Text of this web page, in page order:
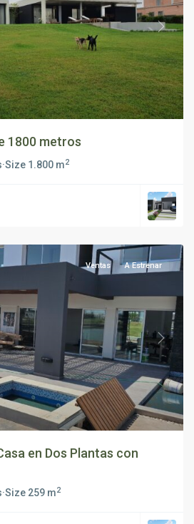
Next
1800 metros
·Size 1.800 m2
Next
Ventas A Estrenar
en Dos Plantas con
·Size 259 m2